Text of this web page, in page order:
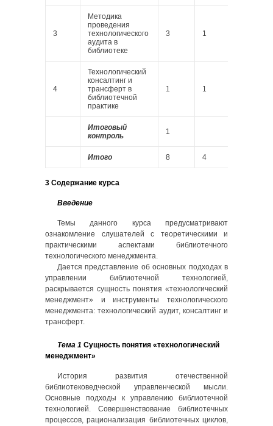
3
Методика
проведения
технологического
аудита в
библиотеке
3 1
4
Технологический
консалтинг и
трансферт в
библиотечной
практике
1 1
Итоговый
контроль
1
Итого 8 4
3 Содержание курса
Введение
Темы данного курса предусматривают
ознакомление слушателей с теоретическими и
практическими аспектами библиотечного
технологического менеджмента.
Дается представление об основных подходах в
управлении библиотечной технологией,
раскрывается сущность понятия «технологический
менеджмент» и инструменты технологического
менеджмента: технологический аудит, консалтинг и
трансферт.
Тема 1 Сущность понятия «технологический
менеджмент»
История развития отечественной
библиотековедческой управленческой мысли.
Основные подходы к управлению библиотечной
технологией. Совершенствование библиотечных
процессов, рационализация библиотечных циклов,